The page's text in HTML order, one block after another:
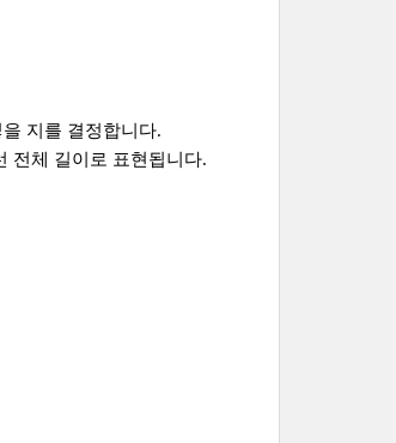
지를 결정합니다.
전체 길이로 표현됩니다.